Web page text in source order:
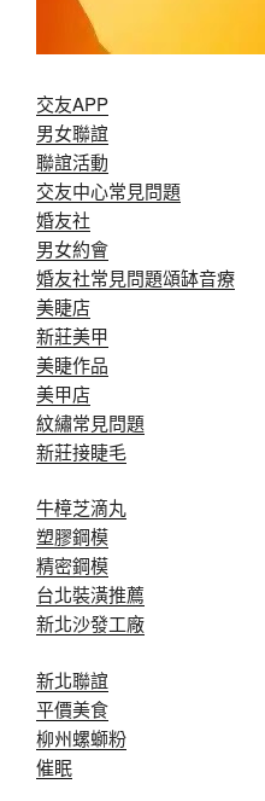
交友APP
男女聯誼
聯誼活動
交友中心常見問題
婚友社
男女約會
婚友社常見問題頌缽音療
美睫店
新莊美甲
美睫作品
美甲店
紋繡常見問題
新莊接睫毛
牛樟芝滴丸
塑膠鋼模
精密鋼模
台北裝潢推薦
新北沙發工廠
新北聯誼
平價美食
柳州螺螄粉
催眠